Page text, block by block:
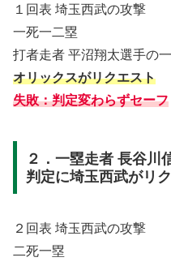
１回表 埼玉西武の攻撃
一死一二塁
打者走者 平沼翔太選手の
オリックスがリクエスト
失敗：判定変わらずセーフ
２．一塁走者 長谷川
判定に埼玉西武がリ
２回表 埼玉西武の攻撃
二死一塁